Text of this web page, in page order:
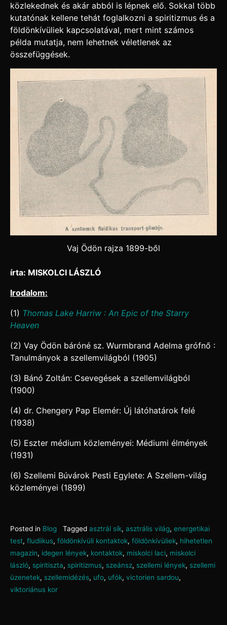
közlekednek és akár abból is lépnek elő. Sokkal több
kutatónak kellene tehát foglalkozni a spiritizmus és a
földönkívüliek kapcsolatával, mert mint számos
példa mutatja, nem lehetnek véletlenek az
összefüggések.
Vaj Ödön rajza 1899-ből
írta: MISKOLCI LÁSZLÓ
Irodalom:
(1) Thomas Lake Harriw : An Epic of the Starry
Heaven
(2) Vay Ödön báróné sz. Wurmbrand Adelma grófnő :
Tanulmányok a szellemvilágból (1905)
(3) Bánó Zoltán: Csevegések a szellemvilágból
(1900)
(4) dr. Chengery Pap Elemér: Új látóhatárok felé
(1938)
(5) Eszter médium közleményei: Médiumi élmények
(1931)
(6) Szellemi Búvárok Pesti Egylete: A Szellem-világ
közleményei (1899)
Posted in Blog Tagged asztrál sík, asztrális világ, energetikai
test, fludiikus, földönkívüli kontaktok, földönkívüliek, hihetetlen
magazin, idegen lények, kontaktok, miskolci laci, miskolci
lászló, spiritiszta, spiritizmus, szeánsz, szellemi lények, szellemi
üzenetek, szellemidézés, ufo, ufók, victorien sardou,
viktoriánus kor